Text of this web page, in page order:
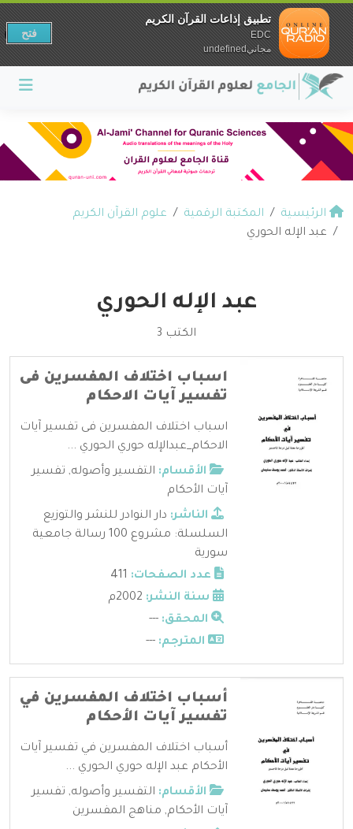
الرئيسية المكتبة الرقمية
علوم القرآن الكريم
عبد الإله الحوري
عبد الإله الحوري
الكتب 3
اسباب اختلاف المفسرين فى
تفسير آيات الاحكام
اسباب اختلاف المفسرين فى تفسير آيات
الاحكام_عبدالإله حوري الحوري ...
الأقسام: التفسير وأصوله, تفسير
آيات الأحكام
الناشر: دار النوادر للنشر والتوزيع
السلسلة: مشروع 100 رسالة جامعية
سورية
عدد الصفحات:
سنة النشر:
المحقق: ---
المترجم: ---
أسباب اختلاف المفسرين في
تفسير آيات الأحكام
أسباب اختلاف المفسرين في تفسير آيات
الأحكام عبد الإله حوري الحوري ...
الأقسام: التفسير وأصوله, تفسير
آيات الأحكام, مناهج المفسرين
تطبيق إذاعات القرآن الكريم
EDC
مجانيundefined
فتح